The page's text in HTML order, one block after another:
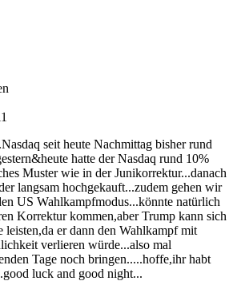
seit heute Nachmittag bisher rund
hatte der Nasdaq rund 10%
Muster wie in der Junikorrektur...danach
langsam hochgekauft...zudem gehen wir
US Wahlkampfmodus...könnte natürlich
Korrektur kommen,aber Trump kann sich
leisten,da er dann den Wahlkampf mit
verlieren würde...also mal
Tage noch bringen.....hoffe,ihr habt
luck and good night...